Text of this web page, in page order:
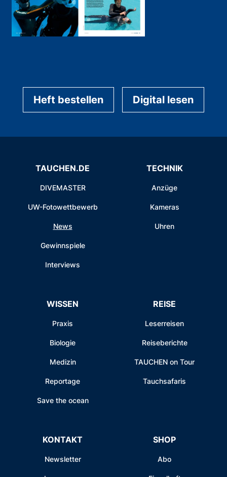
Heft bestellen Digital lesen
TAUCHEN.DE
DIVEMASTER
UW-Fotowettbewerb
News
Gewinnspiele
Interviews
TECHNIK
Anzüge
Kameras
Uhren
WISSEN
Praxis
Biologie
Medizin
Reportage
Save the ocean
REISE
Leserreisen
Reiseberichte
TAUCHEN on Tour
Tauchsafaris
KONTAKT
Newsletter
SHOP
Abo